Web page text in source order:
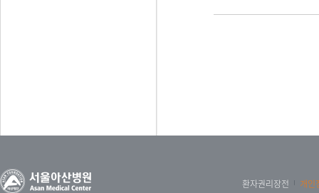
환자권리장전 개인